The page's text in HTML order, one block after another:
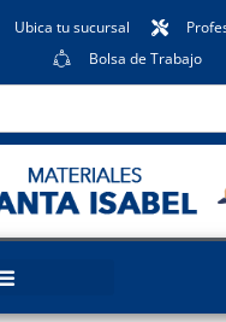
Ubica tu sucursal
Bolsa de Trabajo